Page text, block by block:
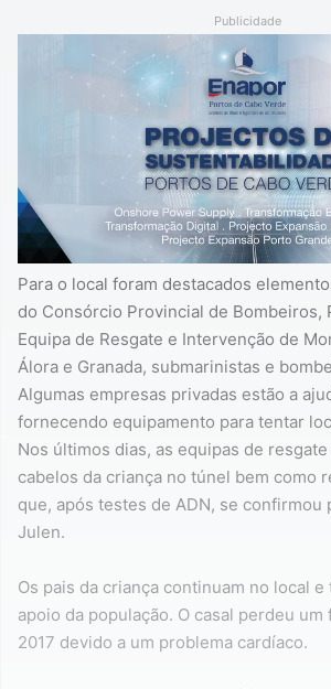
Publicidade
Para o local foram destacados
do Consórcio Provincial de Bombeiros,
Equipa de Resgate e Intervenção de
Álora e Granada, submarinistas e
Algumas empresas privadas estão a
fornecendo equipamento para tentar
Nos últimos dias, as equipas de
cabelos da criança no túnel bem como
que, após testes de ADN, se confirmou
Julen.
Os pais da criança continuam no local
apoio da população. O casal perdeu um
2017 devido a um problema cardíaco.